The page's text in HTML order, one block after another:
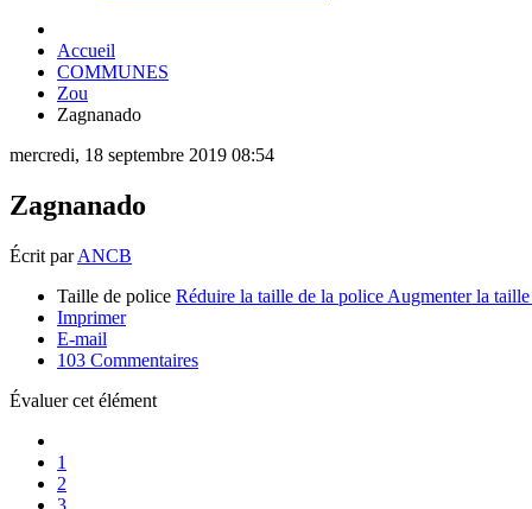
Accueil
COMMUNES
Zou
Zagnanado
mercredi, 18 septembre 2019 08:54
Zagnanado
Écrit parANCB
Taille de police Réduire la taille de la police Augmenter la
Imprimer
E-mail
103 Commentaires
Évaluer cet élément
1
2
3